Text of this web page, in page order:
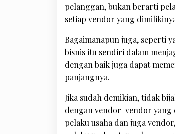
pelanggan, bukan berarti
setiap vendor yang
Bagaimanapun juga, seperti
bisnis itu sendiri dalam
dengan baik juga dapat
panjangnya.
Jika sudah demikian, tidak
dengan vendor-vendor
pelaku usaha dan juga